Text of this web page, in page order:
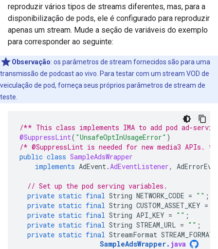
reproduzir vários tipos de streams diferentes, mas, para a
disponibilização de pods, ele é configurado para reproduzir
apenas um stream. Mude a seção de variáveis do exemplo
para corresponder ao seguinte:
Observação: os parâmetros de stream fornecidos são para uma
transmissão de podcast ao vivo. Para testar com um stream VOD de
veiculação de pod, forneça seus próprios parâmetros de stream de
teste.
/** This class implements IMA to add pod ad-
@SuppressLint( "UnsafeOptInUsageError" )
/* @SuppressLint is needed for new media3 APIs. */
public class SampleAdsWrapper
implements AdEvent.AdEventListener,
// Set up the pod serving variables.
private static final String NETWORK_CODE = "" ;
private static final String CUSTOM_ASSET_KEY =
private static final String API_KEY = "" ;
private static final String STREAM_URL = "" ;
private static final StreamFormat STREAM_FORMAT
SampleAdsWrapper. java